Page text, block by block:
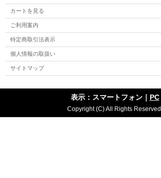
カートを見る
ご利用案内
特定商取引法表示
個人情報の取扱い
サイトマップ
表示：スマートフォン｜ PC
Copyright (C) All Rights Reserved.